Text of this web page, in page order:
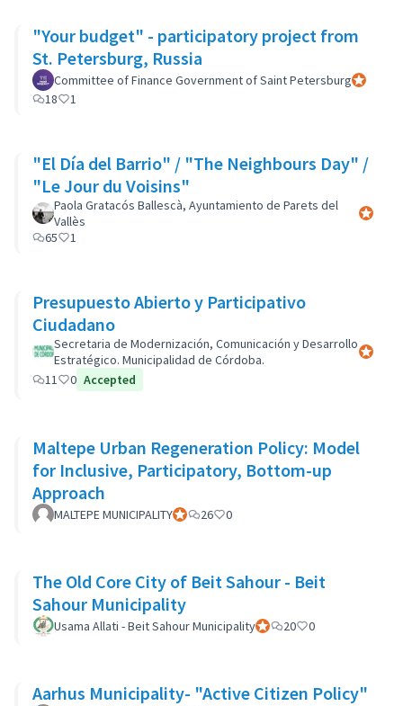
"Your budget" - participatory project from
St. Petersburg, Russia
Committee of Finance Government of Saint Petersburg
18
1
"El Día del Barrio" / "The Neighbours Day" /
"Le Jour du Voisins"
Paola Gratacós Ballescà, Ayuntamiento de Parets del
Vallès
65
1
Presupuesto Abierto y Participativo
Ciudadano
Secretaria de Modernización, Comunicación y Desarrollo
Estratégico. Municipalidad de Córdoba.
11
0 Accepted
Maltepe Urban Regeneration Policy: Model
for Inclusive, Participatory, Bottom-up
Approach
MALTEPE MUNICIPALITYParticipant officiel
26 0
The Old Core City of Beit Sahour - Beit
Sahour Municipality
Usama Allati - Beit Sahour MunicipalityParticipant officiel
20 0
Aarhus Municipality- "Active Citizen Policy"